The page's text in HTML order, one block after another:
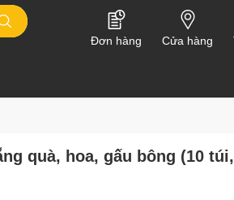
Đơn hàng Cửa hàng
quà, hoa, gấu bông (10